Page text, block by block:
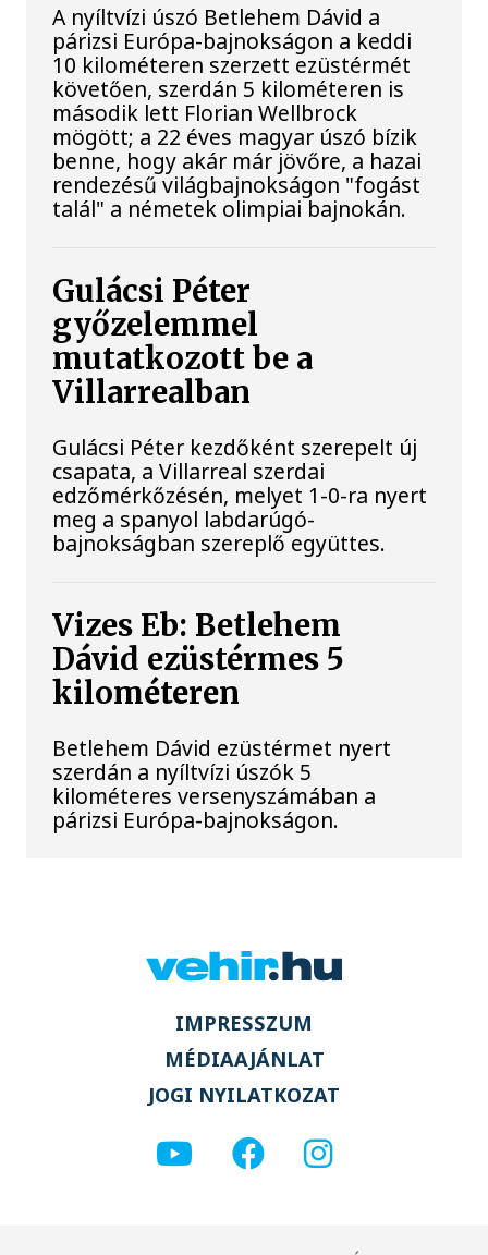
A nyíltvízi úszó Betlehem Dávid a
párizsi Európa-bajnokságon a keddi
10 kilométeren szerzett ezüstérmét
követően, szerdán 5 kilométeren is
második lett Florian Wellbrock
mögött; a 22 éves magyar úszó bízik
benne, hogy akár már jövőre, a hazai
rendezésű világbajnokságon "fogást
talál" a németek olimpiai bajnokán.
Gulácsi Péter
győzelemmel
mutatkozott be a
Villarrealban
Gulácsi Péter kezdőként szerepelt új
csapata, a Villarreal szerdai
edzőmérkőzésén, melyet 1-0-ra nyert
meg a spanyol labdarúgó-
bajnokságban szereplő együttes.
Vizes Eb: Betlehem
Dávid ezüstérmes 5
kilométeren
Betlehem Dávid ezüstérmet nyert
szerdán a nyíltvízi úszók 5
kilométeres versenyszámában a
párizsi Európa-bajnokságon.
IMPRESSZUM
MÉDIAAJÁNLAT
JOGI NYILATKOZAT